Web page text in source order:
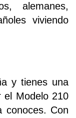
alemanes,
viviendo
y tienes una
el Modelo 210
conoces. Con